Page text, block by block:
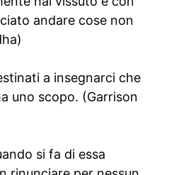
andare cose non
a insegnarci che
uno scopo. (Garrison
si fa di essa